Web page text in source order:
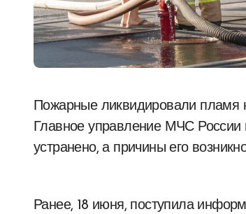
Пожарные ликвидировали пламя на территории хлебозавода в Махачкале, как информирует
Главное управление МЧС России
устранено, а причины его
Ранее, 18 июня, поступила